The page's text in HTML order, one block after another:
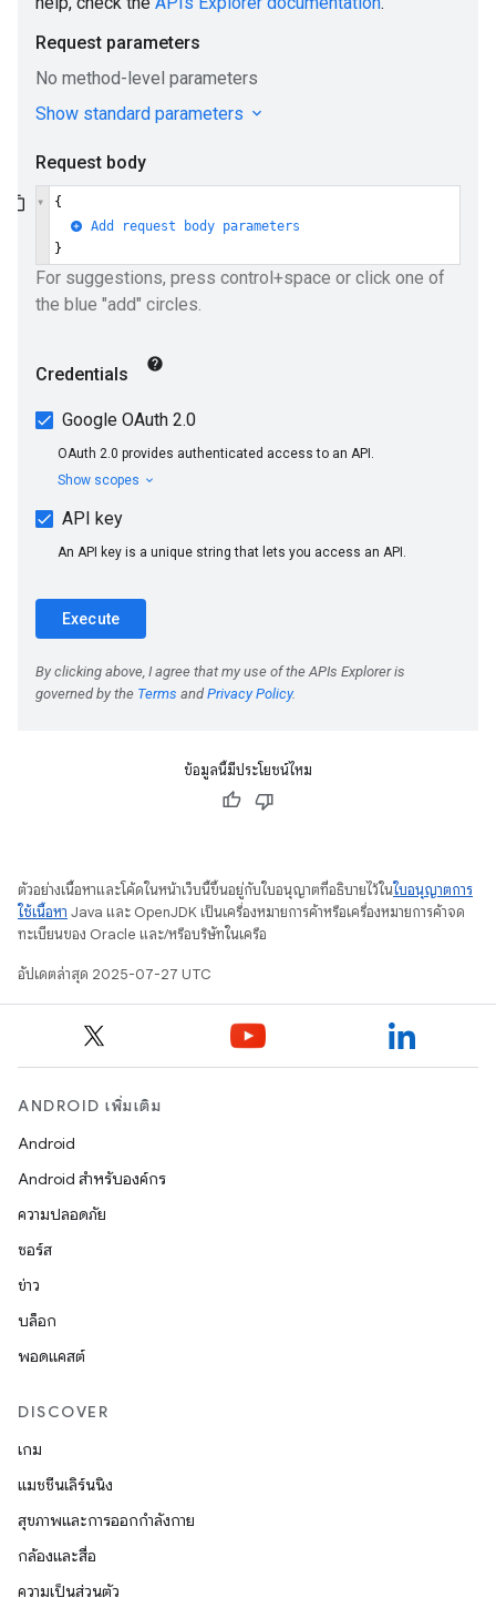
ข้อมูลนี้มีประโยชน์ไหม
ตัวอย่างเนื้อหาและโค้ดในหน้าเว็บนี้ขึ้นอยู่กับใบอนุญาตที่อธิบายไว้ในใบอนุญาตการ
ใช้เนื้อหา Java และ OpenJDK เป็นเครื่องหมายการค้าหรือเครื่องหมายการค้าจด
ทะเบียนของ Oracle และ/หรือบริษัทในเครือ
อัปเดตล่าสุด 2025-07-27 UTC
ANDROID เพิ่มเติม
Android
Android สำหรับองค์กร
ความปลอดภัย
ซอร์ส
ข่าว
บล็อก
พอดแคสต์
DISCOVER
เกม
แมชชีนเลิร์นนิง
สุขภาพและการออกกำลังกาย
กล้องและสื่อ
ความเป็นส่วนตัว